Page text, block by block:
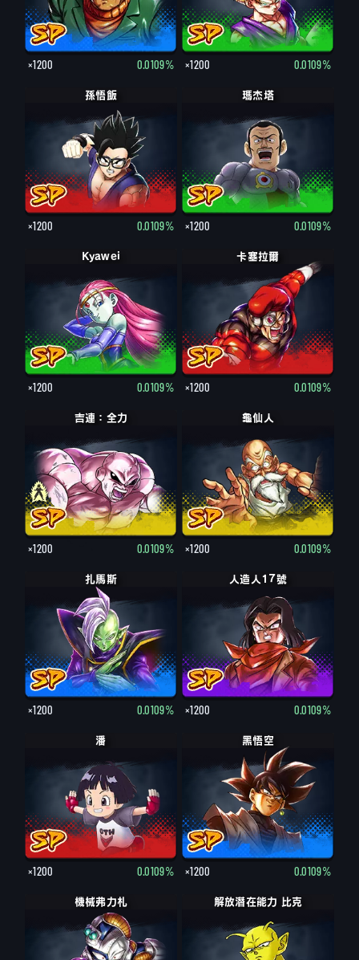
×1200 0.0109% ×1200 0.0109%
孫悟飯
×1200 0.0109%
瑪杰塔
×1200 0.0109%
Kyawei
×1200 0.0109%
卡塞拉爾
×1200 0.0109%
吉連
吉連：全力
×1200 0.0109%
龜仙人
×1200 0.0109%
扎馬斯
×1200 0.0109%
人造人17號
×1200 0.0109%
潘
×1200 0.0109%
黑悟空
×1200 0.0109%
機械弗力札 解放潛在能力 比克